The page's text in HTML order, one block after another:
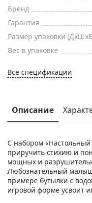
Бренд
Гарантия
Размер упаковки
Вес в упаковке
Все спецификации
Описание
С набором
приручить стихию и
мощных и
Любознательный
примере бутылки с
игровой форме усвоит